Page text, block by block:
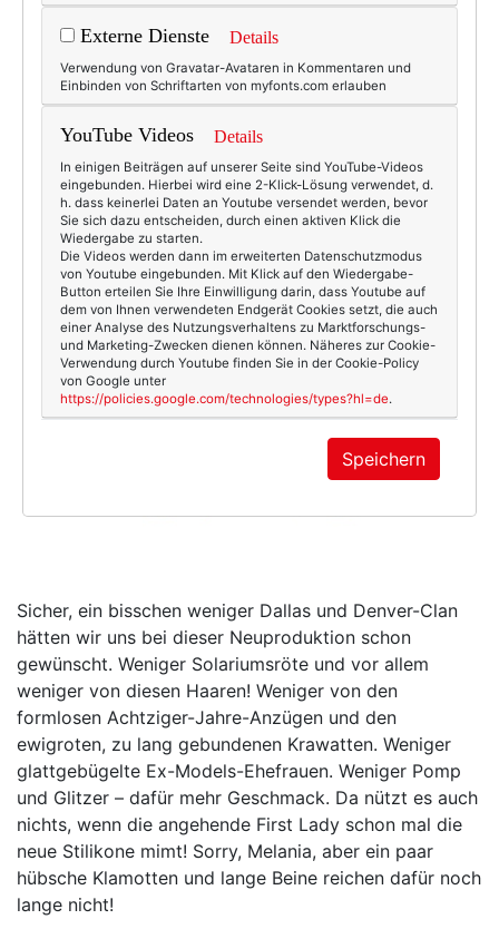
Sicher, ein bisschen weniger Dallas und Denver-Clan
hätten wir uns bei dieser Neuproduktion schon
gewünscht. Weniger Solariumsröte und vor allem
weniger von diesen Haaren! Weniger von den
formlosen Achtziger-Jahre-Anzügen und den
ewigroten, zu lang gebundenen Krawatten. Weniger
glattgebügelte Ex-Models-Ehefrauen. Weniger Pomp
und Glitzer – dafür mehr Geschmack. Da nützt es auch
nichts, wenn die angehende First Lady schon mal die
neue Stilikone mimt! Sorry, Melania, aber ein paar
hübsche Klamotten und lange Beine reichen dafür noch
lange nicht!
Externe Dienste Details
Verwendung von Gravatar-Avataren in Kommentaren und
Einbinden von Schriftarten von myfonts.com erlauben
YouTube Videos Details
In einigen Beiträgen auf unserer Seite sind YouTube-Videos
eingebunden. Hierbei wird eine 2-Klick-Lösung verwendet, d.
h. dass keinerlei Daten an Youtube versendet werden, bevor
Sie sich dazu entscheiden, durch einen aktiven Klick die
Wiedergabe zu starten.
Die Videos werden dann im erweiterten Datenschutzmodus
von Youtube eingebunden. Mit Klick auf den Wiedergabe-
Button erteilen Sie Ihre Einwilligung darin, dass Youtube auf
dem von Ihnen verwendeten Endgerät Cookies setzt, die auch
einer Analyse des Nutzungsverhaltens zu Marktforschungs-
und Marketing-Zwecken dienen können. Näheres zur Cookie-
Verwendung durch Youtube finden Sie in der Cookie-Policy
von Google unter
https://policies.google.com/technologies/types?hl=de.
Speichern